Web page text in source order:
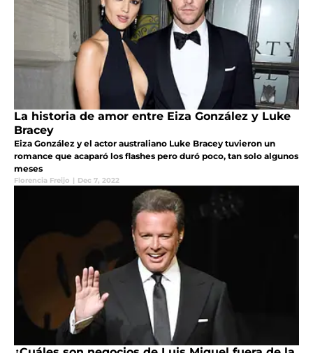
La historia de amor entre Eiza González y Luke
Bracey
Eiza González y el actor australiano Luke Bracey tuvieron un
romance que acaparó los flashes pero duró poco, tan solo algunos
meses
Florencia Freijo | Dec 7, 2022